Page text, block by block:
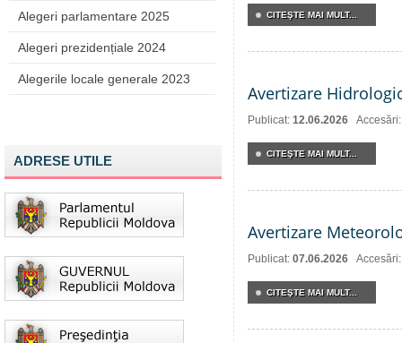
Alegeri parlamentare 2025
Alegeri prezidențiale 2024
Alegerile locale generale 2023
ADRESE UTILE
CITEŞTE MAI MULT...
Avertizare
Publicat: 12.06.2026
CITEŞTE MAI MULT...
Avertizare
Publicat: 07.06.2026
CITEŞTE MAI MULT...